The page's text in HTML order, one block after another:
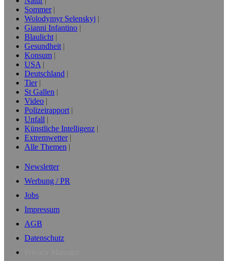
Sommer
Wolodymyr Selenskyj
Gianni Infantino
Blaulicht
Gesundheit
Konsum
USA
Deutschland
Tier
St Gallen
Video
Polizeirapport
Unfall
Künstliche Intelligenz
Extremwetter
Alle Themen
Newsletter
Werbung / PR
Jobs
Impressum
AGB
Datenschutz